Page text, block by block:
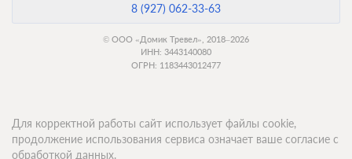
8 (927) 062-33-63
© ООО «Домик Тревел», 2018–2026
ИНН: 3443140080
ОГРН: 1183443012477
Для корректной работы сайт использует файлы cookie,
продолжение использования сервиса означает ваше согласие с
обработкой данных.